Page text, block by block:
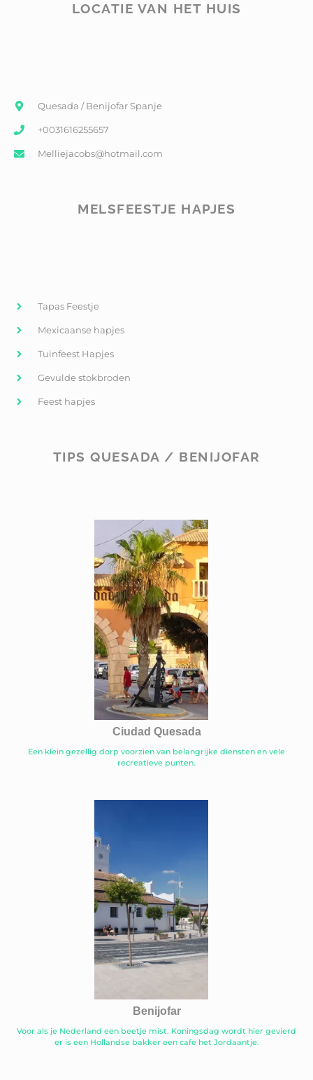
LOCATIE VAN HET HUIS
Quesada / Benijofar Spanje
+0031616255657
Melliejacobs@hotmail.com
MELSFEESTJE HAPJES
Tapas Feestje
Mexicaanse hapjes
Tuinfeest Hapjes
Gevulde stokbroden
Feest hapjes
TIPS QUESADA / BENIJOFAR
Ciudad Quesada
Een klein gezellig dorp voorzien van belangrijke diensten en vele
recreatieve punten.
Benijofar
Voor als je Nederland een beetje mist. Koningsdag wordt hier gevierd
er is een Hollandse bakker een cafe het Jordaantje.